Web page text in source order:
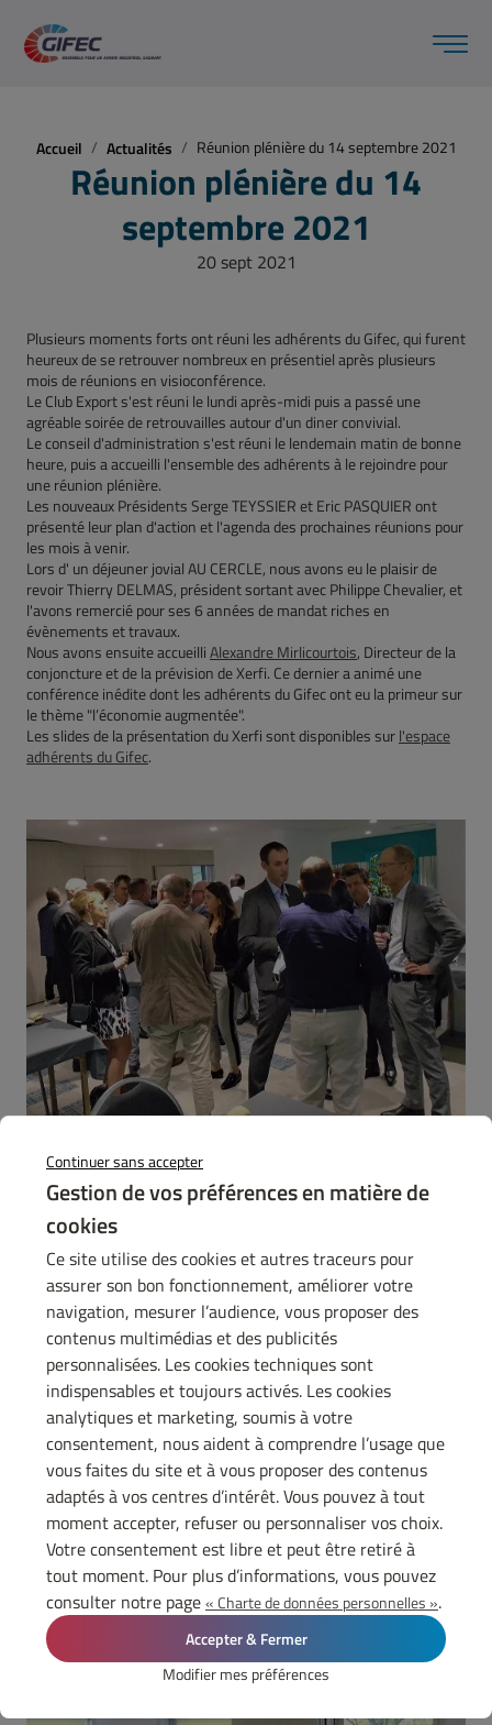
Accueil Actualités Réunion plénière du 14 septembre 2021
Réunion plénière du 14
septembre 2021
20 sept 2021
Plusieurs moments forts ont réuni les adhérents du Gifec, qui furent
heureux de se retrouver nombreux en présentiel après plusieurs
mois de réunions en visioconférence.
Le Club Export s'est réuni le lundi après-midi puis a passé une
agréable soirée de retrouvailles autour d'un diner convivial.
Le conseil d'administration s'est réuni le lendemain matin de bonne
heure, puis a accueilli l'ensemble des adhérents à le rejoindre pour
une réunion plénière.
Les nouveaux Présidents Serge TEYSSIER et Eric PASQUIER ont
présenté leur plan d'action et l'agenda des prochaines réunions pour
les mois à venir.
Lors d' un déjeuner jovial AU CERCLE, nous avons eu le plaisir de
revoir Thierry DELMAS, président sortant avec Philippe Chevalier, et
l'avons remercié pour ses 6 années de mandat riches en
évènements et travaux.
Nous avons ensuite accueilli Alexandre Mirlicourtois, Directeur de la
conjoncture et de la prévision de Xerfi. Ce dernier a animé une
conférence inédite dont les adhérents du Gifec ont eu la primeur sur
le thème "l’économie augmentée".
Les slides de la présentation du Xerfi sont disponibles sur l'espace
adhérents du Gifec.
Continuer sans accepter
Gestion de vos préférences en matière de
cookies
Ce site utilise des cookies et autres traceurs pour
assurer son bon fonctionnement, améliorer votre
navigation, mesurer l’audience, vous proposer des
contenus multimédias et des publicités
personnalisées. Les cookies techniques sont
indispensables et toujours activés. Les cookies
analytiques et marketing, soumis à votre
consentement, nous aident à comprendre l’usage que
vous faites du site et à vous proposer des contenus
adaptés à vos centres d’intérêt. Vous pouvez à tout
moment accepter, refuser ou personnaliser vos choix.
Votre consentement est libre et peut être retiré à
tout moment. Pour plus d’informations, vous pouvez
consulter notre page « Charte de données personnelles ».
Accepter & Fermer
Modifier mes préférences